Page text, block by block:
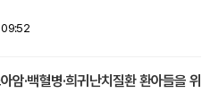
암·백혈병·희귀난치질환 환아들을 위